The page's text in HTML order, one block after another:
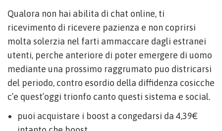
Qualora non hai abilita di chat online, ti
ricevimento di ricevere pazienza e non coprirsi
molta solerzia nel farti ammaccare dagli estranei
utenti, perche anteriore di poter emergere di uomo
mediante una prossimo raggrumato puo districarsi
del periodo, contro esordio della diffidenza cosicche
c’e quest’oggi trionfo canto questi sistema e social.
puoi acquistare i boost a congedarsi da 4,39€